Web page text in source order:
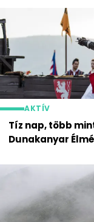
AKTÍV
Tíz nap, több
Dunakanyar